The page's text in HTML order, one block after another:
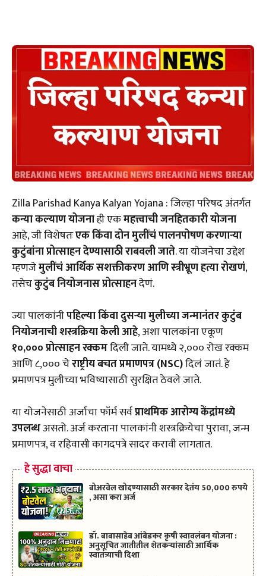
Zilla Parishad Kanya Kalyan Yojana : जिल्हा परिषद अंतर्गत
कन्या कल्याण योजनाही एकमहत्त्वाची जनहितकारी योजना
आहे, जी विशेषतःएक किंवा दोन मुलींचं पालनपोषण करणाऱ्या
कुटुंबांना प्रोत्साहन देण्यासाठी राबवली जाते. या योजनेचा उद्देश
म्हणजेमुलींचं आर्थिक सशक्तीकरण आणि स्त्रीभ्रूण हत्या रोखणं,
तसेचकुटुंब नियोजनास प्रोत्साहनदेणं.
ज्या पालकांनीपहिल्या किंवा दुसऱ्या मुलीच्या जन्मानंतर कुटुंब
नियोजनाची शस्त्रक्रिया केली आहे, अशा पालकांना एकूण
₹१०,००० प्रोत्साहन रक्कमदिली जाते. यामध्ये ₹२,००० रोख रक्कम
आणि ₹८,००० चेराष्ट्रीय बचत प्रमाणपत्र (NSC)दिलं जातं. हे
प्रमाणपत्र मुलीच्या भविष्यासाठी सुरक्षित ठेवले जाते.
या योजनेसाठी अर्जाचा फॉर्म सर्वप्राथमिक आरोग्य केंद्रांमध्ये
उपलब्धअसतो. अर्ज करताना पालकांनी शस्त्रक्रियेचा पुरावा, जन्म
प्रमाणपत्र, व रहिवासी कागदपत्रे सादर करावी लागतात.
हे सुद्धा वाचा
बोअरवेल खोदण्यासाठी सरकार देतंय 50,000 रुपये
, असा करा अर्ज
डॉ. बाबासाहेब आंबेडकर कृषी स्वावलंबन योजना :
अनुसूचित जातीतील शेतकऱ्यांसाठी आर्थिक
स्वातंत्र्याची दिशा